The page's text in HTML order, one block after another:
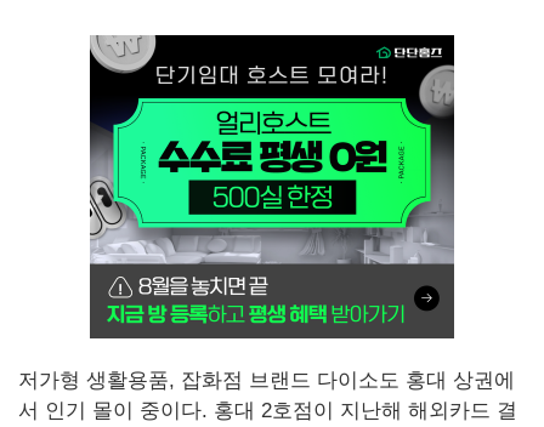
저가형 생활용품, 잡화점 브랜드 다이소도 홍대 상권에
서 인기 몰이 중이다. 홍대 2호점이 지난해 해외카드 결